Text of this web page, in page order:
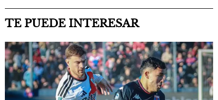
TE PUEDE INTERESAR